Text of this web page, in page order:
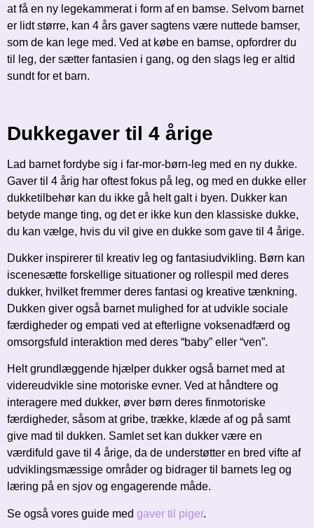
at få en ny legekammerat i form af en bamse. Selvom barnet
er lidt større, kan 4 års gaver sagtens være nuttede bamser,
som de kan lege med. Ved at købe en bamse, opfordrer du
til leg, der sætter fantasien i gang, og den slags leg er altid
sundt for et barn.
Dukkegaver til 4 årige
Lad barnet fordybe sig i far-mor-børn-leg med en ny dukke.
Gaver til 4 årig har oftest fokus på leg, og med en dukke eller
dukketilbehør kan du ikke gå helt galt i byen. Dukker kan
betyde mange ting, og det er ikke kun den klassiske dukke,
du kan vælge, hvis du vil give en dukke som gave til 4 årige.
Dukker inspirerer til kreativ leg og fantasiudvikling. Børn kan
iscenesætte forskellige situationer og rollespil med deres
dukker, hvilket fremmer deres fantasi og kreative tænkning.
Dukken giver også barnet mulighed for at udvikle sociale
færdigheder og empati ved at efterligne voksenadfærd og
omsorgsfuld interaktion med deres “baby” eller “ven”.
Helt grundlæggende hjælper dukker også barnet med at
videreudvikle sine motoriske evner. Ved at håndtere og
interagere med dukker, øver børn deres finmotoriske
færdigheder, såsom at gribe, trække, klæde af og på samt
give mad til dukken. Samlet set kan dukker være en
værdifuld gave til 4 årige, da de understøtter en bred vifte af
udviklingsmæssige områder og bidrager til barnets leg og
læring på en sjov og engagerende måde.
Se også vores guide med gaver til piger.